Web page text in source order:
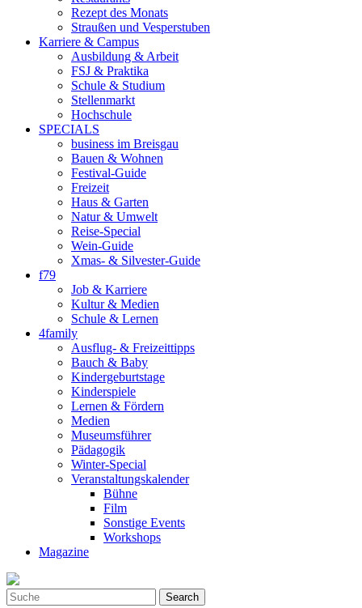
Rezept des Monats
Straußen und Vesperstuben
Karriere & Campus
Ausbildung & Arbeit
FSJ & Praktika
Schule & Studium
Stellenmarkt
Hochschule
SPECIALS
business im Breisgau
Bauen & Wohnen
Festival-Guide
Freizeit
Haus & Garten
Natur & Umwelt
Reise-Special
Wein-Guide
Xmas- & Silvester-Guide
f79
Job & Karriere
Kultur & Medien
Schule & Lernen
4family
Ausflug- & Freizeittipps
Bauch & Baby
Kindergeburtstage
Kinderspiele
Lernen & Fördern
Medien
Museumsführer
Pädagogik
Winter-Special
Veranstaltungskalender
Bühne
Film
Sonstige Events
Workshops
Magazine